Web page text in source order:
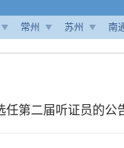
常州 苏州 南
任第二届听证员的公